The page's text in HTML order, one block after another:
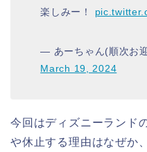
楽しみー！
— あーちゃん(順次お
March 19, 2024
今回はディズニーランド
や休止する理由はなぜか